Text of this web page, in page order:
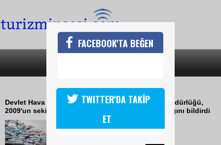
HAVAYOLU ULAŞIMI YÜZDE 3 ARTTI
Devlet Hava Meydanları İşletmesi (DHMİ) Genel Müdürlüğü,
2009'un sekiz ayında yolcu sayısının yüzde 3 arttığını bildirdi
03 Eylül 2009 / 16:44
FACEBOOK'TA BEĞEN
TWITTER'DA TAKİP
ET